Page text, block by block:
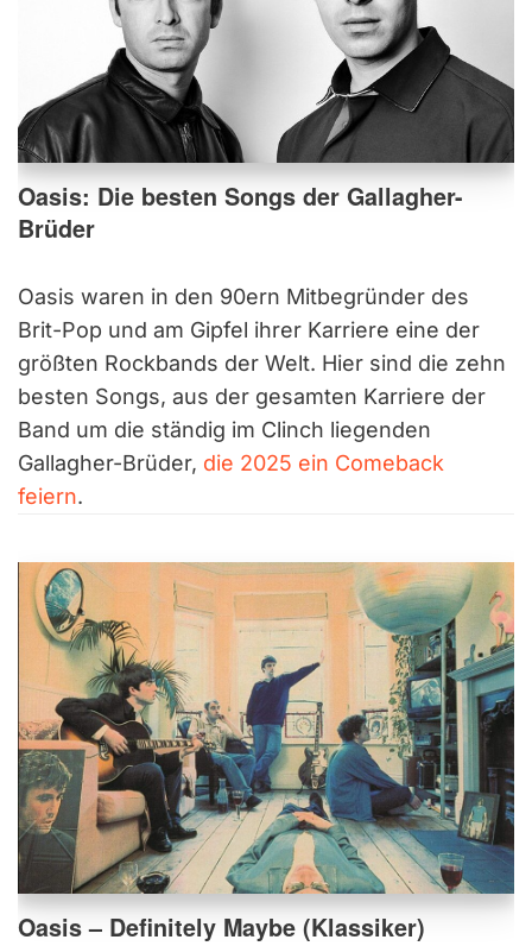
Oasis: Die besten Songs der Gallagher-
Brüder
Oasis waren in den 90ern Mitbegründer des
Brit-Pop und am Gipfel ihrer Karriere eine der
größten Rockbands der Welt. Hier sind die zehn
besten Songs, aus der gesamten Karriere der
Band um die ständig im Clinch liegenden
Gallagher-Brüder, die 2025 ein Comeback
feiern.
Oasis – Definitely Maybe (Klassiker)